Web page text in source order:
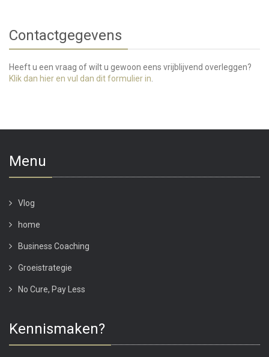
Contactgegevens
Heeft u een vraag of wilt u gewoon eens vrijblijvend overleggen?
Klik dan hier en vul dan dit formulier in
Menu
Vlog
home
Business Coaching
Groeistrategie
No Cure, Pay Less
Kennismaken?